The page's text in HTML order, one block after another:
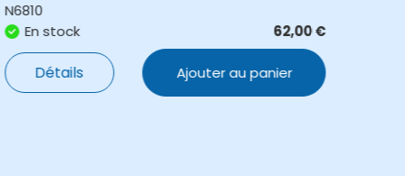
N6810
En stock
62,00€
Détails Ajouter au panier